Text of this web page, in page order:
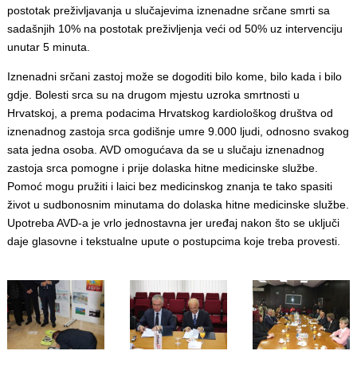
postotak preživljavanja u slučajevima iznenadne srčane smrti sa
sadašnjih 10% na postotak preživljenja veći od 50% uz intervenciju
unutar 5 minuta.
Iznenadni srčani zastoj može se dogoditi bilo kome, bilo kada i bilo
gdje. Bolesti srca su na drugom mjestu uzroka smrtnosti u
Hrvatskoj, a prema podacima Hrvatskog kardiološkog društva od
iznenadnog zastoja srca godišnje umre 9.000 ljudi, odnosno svakog
sata jedna osoba. AVD omogućava da se u slučaju iznenadnog
zastoja srca pomogne i prije dolaska hitne medicinske službe.
Pomoć mogu pružiti i laici bez medicinskog znanja te tako spasiti
život u sudbonosnim minutama do dolaska hitne medicinske službe.
Upotreba AVD-a je vrlo jednostavna jer uređaj nakon što se uključi
daje glasovne i tekstualne upute o postupcima koje treba provesti.